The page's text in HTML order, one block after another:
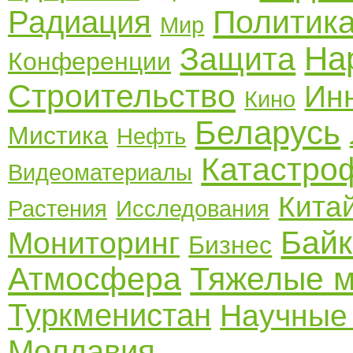
Радиация Мир
Конференции Защита
Строительство Кино
Мистика Нефть Беларусь
Видеоматериалы
Растения Исследования
Мониторинг Бизнес
Атмосфера Тяжелые
Туркменистан Научные